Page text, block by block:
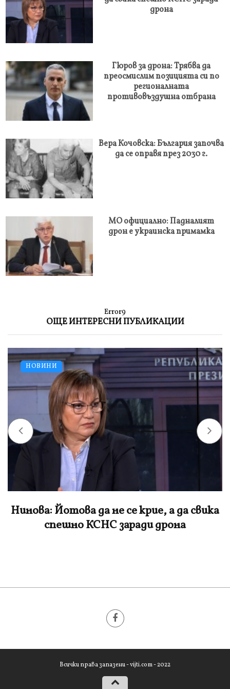
дрона
Гюров за дрона: Трябва да
преосмислим позицията си по
регионалната
противовъздушна отбрана
Вера Кочовска: България започва
да се оправя през 2030 г.
МО официално: Падналият
дрон е украинска примамка
Error9
ОЩЕ ИНТЕРЕСНИ ПУБЛИКАЦИИ
НОВИНИ
Нинова: Йотова да не се крие, а да свика
спешно КСНС заради дрона
Всички права запазени - vijti.com - 2022